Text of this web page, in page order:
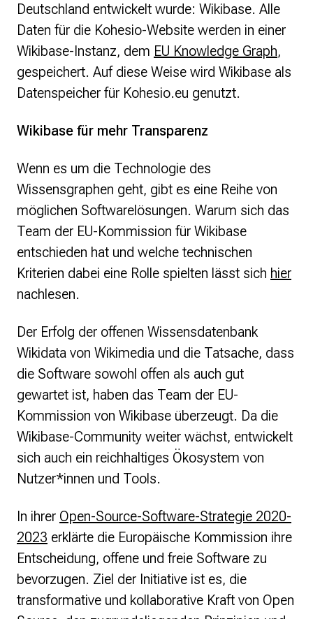
Deutschland entwickelt wurde: Wikibase. Alle
Daten für die Kohesio-Website werden in einer
Wikibase-Instanz, dem EU Knowledge Graph,
gespeichert. Auf diese Weise wird Wikibase als
Datenspeicher für Kohesio.eu genutzt.
Wikibase für mehr Transparenz
Wenn es um die Technologie des
Wissensgraphen geht, gibt es eine Reihe von
möglichen Softwarelösungen. Warum sich das
Team der EU-Kommission für Wikibase
entschieden hat und welche technischen
Kriterien dabei eine Rolle spielten lässt sich hier
nachlesen.
Der Erfolg der offenen Wissensdatenbank
Wikidata von Wikimedia und die Tatsache, dass
die Software sowohl offen als auch gut
gewartet ist, haben das Team der EU-
Kommission von Wikibase überzeugt. Da die
Wikibase-Community weiter wächst, entwickelt
sich auch ein reichhaltiges Ökosystem von
Nutzer*innen und Tools.
In ihrer Open-Source-Software-Strategie 2020-
2023 erklärte die Europäische Kommission ihre
Entscheidung, offene und freie Software zu
bevorzugen. Ziel der Initiative ist es, die
transformative und kollaborative Kraft von Open